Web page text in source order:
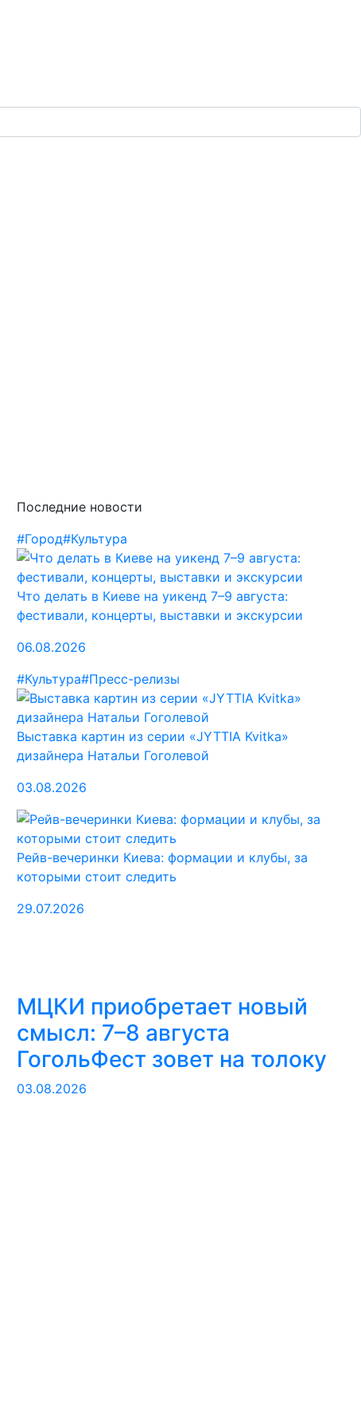
Последние новости
#Город#Культура
Что делать в Киеве на уикенд 7–9 августа:
фестивали, концерты, выставки и экскурсии
06.08.2026
#Культура#Пресс-релизы
Выставка картин из серии «JYTTIA Kvitka»
дизайнера Натальи Гоголевой
03.08.2026
Рейв-вечеринки Киева: формации и клубы, за
которыми стоит следить
29.07.2026
МЦКИ приобретает новый
смысл: 7–8 августа
ГогольФест зовет на толоку
03.08.2026